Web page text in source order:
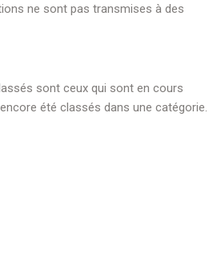
ne sont pas transmises à des
sont ceux qui sont en cours
été classés dans une catégorie.